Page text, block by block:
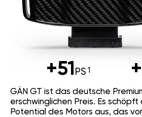
+51 PS
GÄN GT ist das deutsche
erschwinglichen Preis. Es
Potential des Motors aus, das